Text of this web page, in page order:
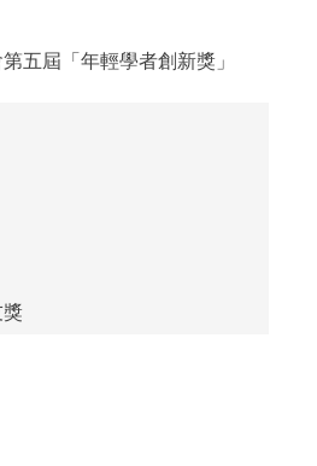
五屆「年輕學者創新獎」
獎